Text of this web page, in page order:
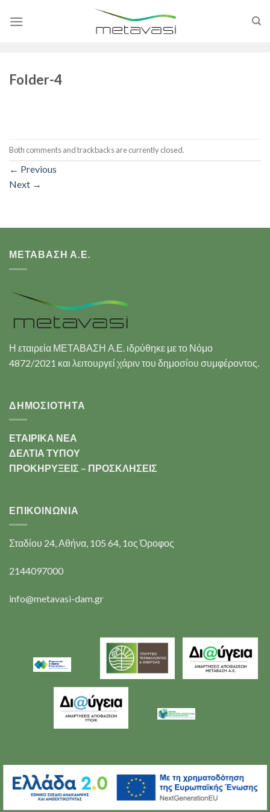
Folder-4
Both comments and trackbacks are currently closed.
← Previous
Next →
ΜΕΤΑΒΑΣΗ Α.Ε.
Η εταιρεία ΜΕΤΑΒΑΣΗ Α.Ε. ιδρύθηκε με το Νόμο
4872/2021 και λειτουργεί χάριν του δημοσίου συμφέροντος.
ΔΗΜΟΣΙΟΤΗΤΑ
ΕΤΑΙΡΙΚΑ ΝΕΑ
ΔΕΛΤΙΑ ΤΥΠΟΥ
ΠΡΟΚΗΡΥΞΕΙΣ – ΠΡΟΣΚΛΗΣΕΙΣ
ΕΠΙΚΟΙΝΩΝΊΑ
Σταδίου 24, Αθήνα, 105 64, 1ος Όροφος
2144097000
info@metavasi-dam.gr